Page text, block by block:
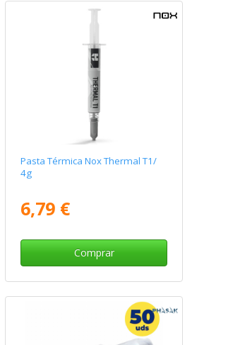
Pasta Térmica Nox Thermal T1/
4g
6,79 €
Comprar